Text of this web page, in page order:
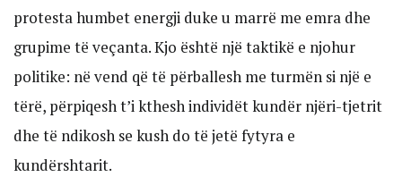
protesta humbet energji duke u marrë me emra dhe
grupime të veçanta. Kjo është një taktikë e njohur
politike: në vend që të përballesh me turmën si një e
tërë, përpiqesh t’i kthesh individët kundër njëri-tjetrit
dhe të ndikosh se kush do të jetë fytyra e
kundërshtarit.